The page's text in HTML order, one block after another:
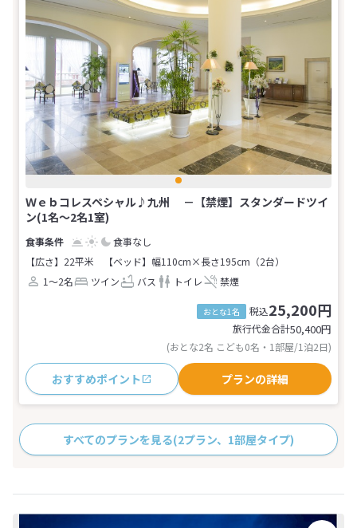
Ｗｅｂコレスペシャル♪九州 －【禁煙】スタンダードツイ
ン(1名～2名1室)
食事なし
【広さ】22平米
【ベッド】幅110cm×長さ195cm（2台）
1～2名
ツイン バス トイレ 禁煙
おとな1名 税込25,200円
旅行代金合計50,400円
(おとな2名 こども0名・1部屋/1泊2日)
おすすめポイント プランの詳細
すべてのプランを見る(2プラン、1部屋タイプ)